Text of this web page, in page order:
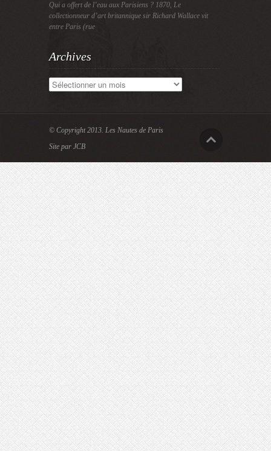
Qui a offert de l’eau aux Parisiens ? 1870, Le
collectionneur d’art britannique sir Richard Wallace vit
entre Paris (rue
Archives
Archives
© Copyright 2013. Les Nautes de Paris
Site par JCB